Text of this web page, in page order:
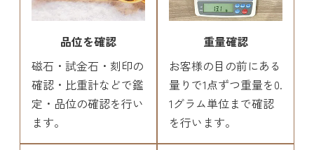
品位を確認
磁石・試金石・刻印の
確認・比重計などで鑑
定・品位の確認を行い
ます。
重量確認
お客様の目の前にある
量りで1点ずつ重量を0.
1グラム単位まで確認
を行います。